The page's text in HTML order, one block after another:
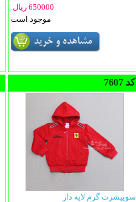
650000 ریال
موجود است
7607 کد
سوییشرت گرم لایه دار